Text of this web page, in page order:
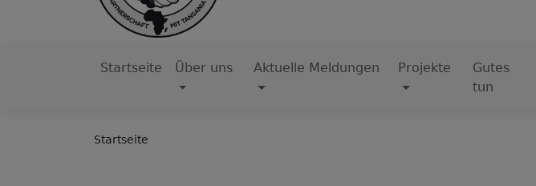
Hauptnavigation
Startseite Über uns Aktuelle Meldungen Projekte
Gutes
tun
Startseite